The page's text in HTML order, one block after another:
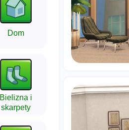
Dom
Bielizna i
skarpety